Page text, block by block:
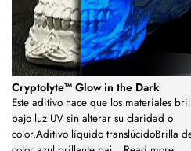
Cryptolyte™ Glow in the Dark
Este aditivo hace que los materiales
bajo luz UV sin alterar su claridad o
color.Aditivo líquido translúcidoBrilla